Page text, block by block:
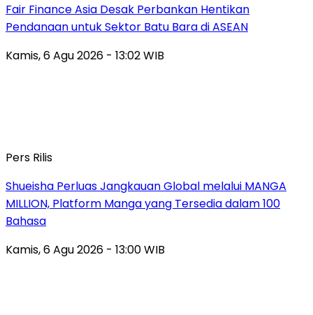
Fair Finance Asia Desak Perbankan Hentikan
Pendanaan untuk Sektor Batu Bara di ASEAN
Kamis, 6 Agu 2026 - 13:02 WIB
Pers Rilis
Shueisha Perluas Jangkauan Global melalui MANGA
MILLION, Platform Manga yang Tersedia dalam 100
Bahasa
Kamis, 6 Agu 2026 - 13:00 WIB